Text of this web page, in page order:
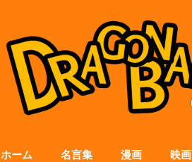
ホーム 名言集 漫画 映画